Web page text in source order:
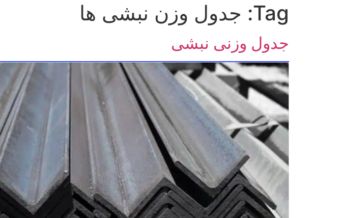
Tag: جدول وزن نبشی ها
جدول وزنی نبشی